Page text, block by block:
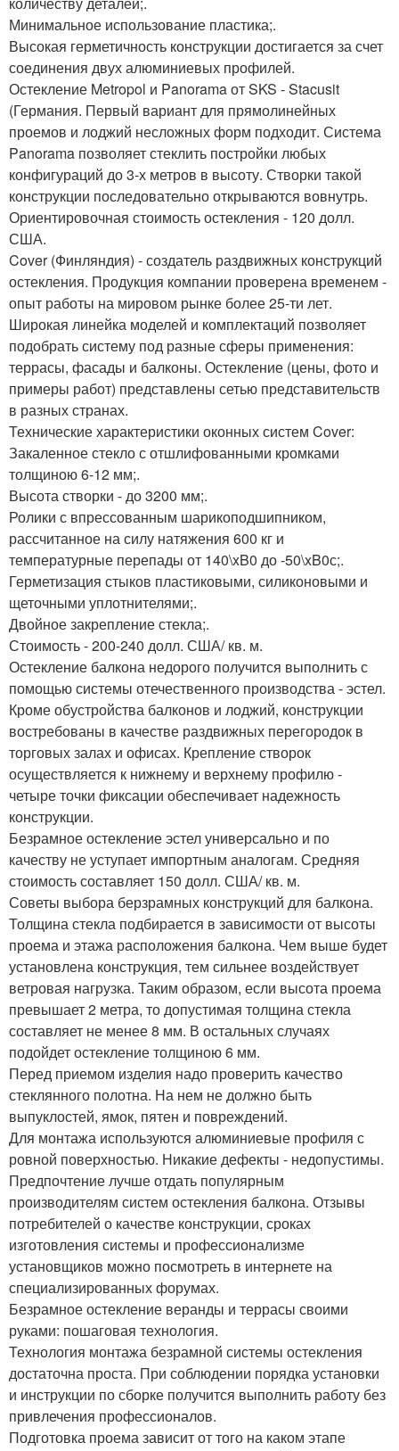
Минимальное использование пластика;.
Высокая герметичность конструкции достигается за счет
соединения двух алюминиевых профилей.
Остекление Metropol и Panorama от SKS - Stacusit
(Германия. Первый вариант для прямолинейных
проемов и лоджий несложных форм подходит. Система
Panorama позволяет стеклить постройки любых
конфигураций до 3-х метров в высоту. Створки такой
конструкции последовательно открываются вовнутрь.
Ориентировочная стоимость остекления - 120 долл.
США.
Cover (Финляндия) - создатель раздвижных конструкций
остекления. Продукция компании проверена временем -
опыт работы на мировом рынке более 25-ти лет.
Широкая линейка моделей и комплектаций позволяет
подобрать систему под разные сферы применения:
террасы, фасады и балконы. Остекление (цены, фото и
примеры работ) представлены сетью представительств
в разных странах.
Технические характеристики оконных систем Cover:
Закаленное стекло с отшлифованными кромками
толщиною 6-12 мм;.
Высота створки - до 3200 мм;.
Ролики с впрессованным шарикоподшипником,
рассчитанное на силу натяжения 600 кг и
температурные перепады от 140\xB0 до -50\xB0с;.
Герметизация стыков пластиковыми, силиконовыми и
щеточными уплотнителями;.
Двойное закрепление стекла;.
Стоимость - 200-240 долл. США/ кв. м.
Остекление балкона недорого получится выполнить с
помощью системы отечественного производства - эстел.
Кроме обустройства балконов и лоджий, конструкции
востребованы в качестве раздвижных перегородок в
торговых залах и офисах. Крепление створок
осуществляется к нижнему и верхнему профилю -
четыре точки фиксации обеспечивает надежность
конструкции.
Безрамное остекление эстел универсально и по
качеству не уступает импортным аналогам. Средняя
стоимость составляет 150 долл. США/ кв. м.
Советы выбора берзрамных конструкций для балкона.
Толщина стекла подбирается в зависимости от высоты
проема и этажа расположения балкона. Чем выше будет
установлена конструкция, тем сильнее воздействует
ветровая нагрузка. Таким образом, если высота проема
превышает 2 метра, то допустимая толщина стекла
составляет не менее 8 мм. В остальных случаях
подойдет остекление толщиною 6 мм.
Перед приемом изделия надо проверить качество
стеклянного полотна. На нем не должно быть
выпуклостей, ямок, пятен и повреждений.
Для монтажа используются алюминиевые профиля с
ровной поверхностью. Никакие дефекты - недопустимы.
Предпочтение лучше отдать популярным
производителям систем остекления балкона. Отзывы
потребителей о качестве конструкции, сроках
изготовления системы и профессионализме
установщиков можно посмотреть в интернете на
специализированных форумах.
Безрамное остекление веранды и террасы своими
руками: пошаговая технология.
Технология монтажа безрамной системы остекления
достаточна проста. При соблюдении порядка установки
и инструкции по сборке получится выполнить работу без
привлечения профессионалов.
Подготовка проема зависит от того на каком этапе